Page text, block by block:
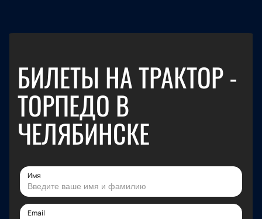
БИЛЕТЫ НА ТРАКТОР -
ТОРПЕДО В
ЧЕЛЯБИНСКЕ
Имя
Email